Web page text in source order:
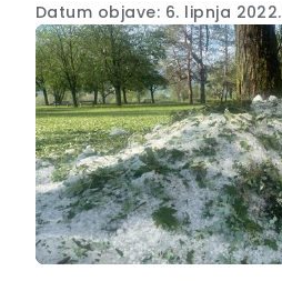
Datum objave: 6. lipnja 2022.